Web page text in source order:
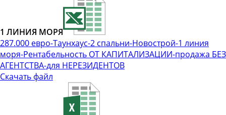
1 ЛИНИЯ МОРЯ
287.000 евро-Таунхаус-2 спальни-Новострой-1 линия
моря-Рентабельность ОТ КАПИТАЛИЗАЦИИ-продажа БЕЗ
АГЕНТСТВА-для НЕРЕЗИДЕНТОВ
Скачать файл